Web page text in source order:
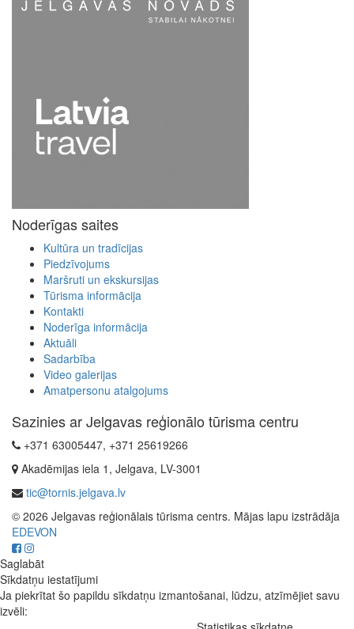
Noderīgas saites
Kultūra un tradīcijas
Piedzīvojums
Maršruti un ekskursijas
Tūrisma informācija
Kontakti
Noderīga informācija
Aktuāli
Sadarbība
Video galerijas
Amatpersonu atalgojums
Sazinies ar Jelgavas reģionālo tūrisma centru
+371 63005447, +371 25619266
Akadēmijas iela 1, Jelgava, LV-3001
tic@tornis.jelgava.lv
© 2026 Jelgavas reģionālais tūrisma centrs. Mājas lapu izstrādāja
EDEVON
Saglabāt
Sīkdatņu iestatījumi
Ja piekrītat šo papildu sīkdatņu izmantošanai, lūdzu, atzīmējiet savu
izvēli: